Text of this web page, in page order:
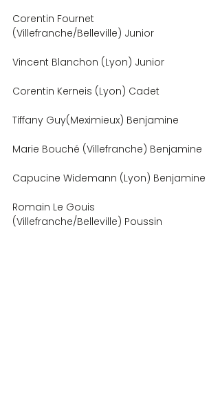
Corentin Fournet
(Villefranche/Belleville) Junior
Vincent Blanchon (Lyon) Junior
Corentin Kerneis (Lyon) Cadet
Tiffany Guy(Meximieux) Benjamine
Marie Bouché (Villefranche) Benjamine
Capucine Widemann (Lyon) Benjamine
Romain Le Gouis
(Villefranche/Belleville) Poussin